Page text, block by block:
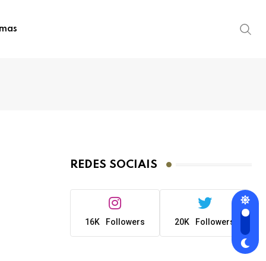
REDES SOCIAIS
16K Followers 20K Followers